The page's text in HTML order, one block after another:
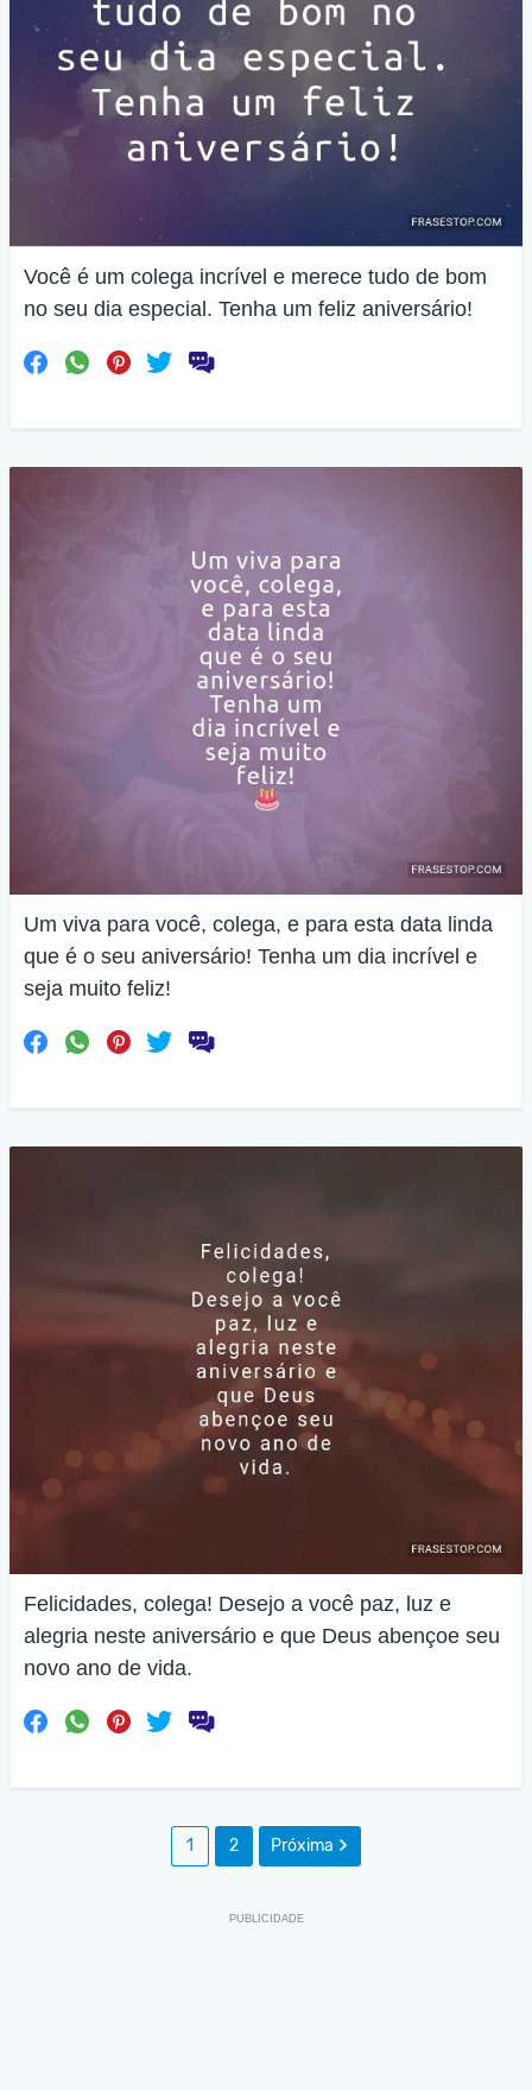
Você é um colega incrível e merece tudo de bom
no seu dia especial. Tenha um feliz aniversário!
Um viva para você, colega, e para esta data linda
que é o seu aniversário! Tenha um dia incrível e
seja muito feliz!
Felicidades, colega! Desejo a você paz, luz e
alegria neste aniversário e que Deus abençoe seu
novo ano de vida.
1 2 Próxima